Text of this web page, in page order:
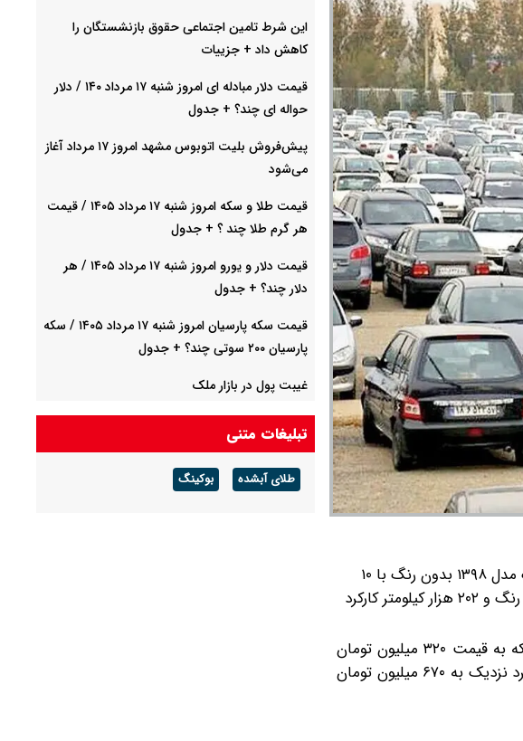
طبق آگهی های فروش خودروهای کارکرده در ۱۸ تیر ۱۴۰۴، ررنو ساندرو اتوماتیک مدل ۱۳۹۸ بدون رنگ با ۱۰
هزار کیلومتر کارکرد حدود ۱ میلیارد و ۳۸۰ میلیون تومان قیمت گذاری شده است و تیبا ۲ مدل ۱۳۹۶ با چند لکه رنگ و ۲۰۲ هزار کیلومتر کارکرد
با بررسی آگهی خودروهای کارکرده به زانتیا مدل ۱۳۸۵ با چند لکه رنگ و ۱۸۸ هزار کیلومتر کارکرد برخوردیم که به قیمت ۳۲۰ میلیون تومان
آگهی شده بود. همچنین قیمت زامیاد وانت نیسان بنزینی کارکرده مدل ۱۴۰۱ بدون رنگ با ۱۰,۷۰۰ کیلومتر کارکرد نزدیک به ۶۷۰ میلیون تومان
این شرط تامین اجتماعی حقوق بازنشستگان را
کاهش داد + جزییات
قیمت دلار مبادله ای امروز شنبه ۱۷ مرداد ۱۴۰ / دلار
حواله ای چند؟ + جدول
پیش‌فروش بلیت اتوبوس مشهد امروز ۱۷ مرداد آغاز
می‌شود
قیمت طلا و سکه امروز شنبه ۱۷ مرداد ۱۴۰۵ / قیمت
هر گرم طلا چند ؟ + جدول
قیمت دلار و یورو امروز شنبه ۱۷ مرداد ۱۴۰۵ / هر
دلار چند؟ + جدول
قیمت سکه پارسیان امروز شنبه ۱۷ مرداد ۱۴۰۵ / سکه
پارسیان ۲۰۰ سوتی چند؟ + جدول
غیبت پول در بازار ملک
یک بنگاه اقتصادی تولیدمحور، شریک مردم برای
توسعه ملی
اطلاعیه آبفا درباره افزایش رقم برخی قبوض آب در
تبلیغات متنی
طلای آبشده بوکینگ